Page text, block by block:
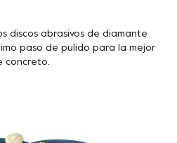
discos abrasivos de diamante
paso de pulido para la mejor
concreto.